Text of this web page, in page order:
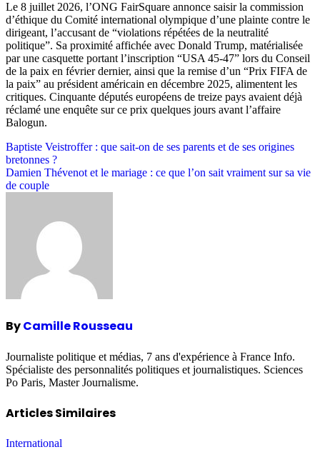
Le 8 juillet 2026, l’ONG FairSquare annonce saisir la commission
d’éthique du Comité international olympique d’une plainte contre le
dirigeant, l’accusant de “violations répétées de la neutralité
politique”. Sa proximité affichée avec Donald Trump, matérialisée
par une casquette portant l’inscription “USA 45-47” lors du Conseil
de la paix en février dernier, ainsi que la remise d’un “Prix FIFA de
la paix” au président américain en décembre 2025, alimentent les
critiques. Cinquante députés européens de treize pays avaient déjà
réclamé une enquête sur ce prix quelques jours avant l’affaire
Balogun.
Post
navigation
Baptiste Veistroffer : que sait-on de ses parents et de ses origines
bretonnes ?
Damien Thévenot et le mariage : ce que l’on sait vraiment sur sa vie
de couple
ByCamille Rousseau
Journaliste politique et médias, 7 ans d'expérience à France Info.
Spécialiste des personnalités politiques et journalistiques. Sciences
Po Paris, Master Journalisme.
Articles Similaires
International